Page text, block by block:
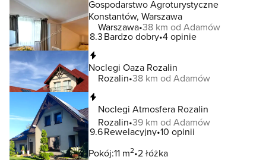
Gospodarstwo Agroturystyczne
Konstantów, Warszawa
Warszawa 38 km od Adamów
8.3Bardzo dobry 4 opinie
Noclegi Oaza Rozalin
Rozalin 38 km od Adamów
Noclegi Atmosfera Rozalin
Rozalin 39 km od Adamów
9.6Rewelacyjny 10 opinii
Pokój:11 m2 2 łóżka